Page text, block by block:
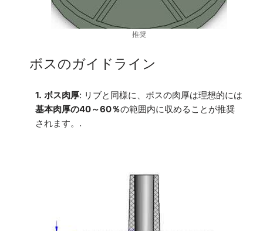
推奨
ボスのガイドライン
1. ボス肉厚: リブと同様に、ボスの肉厚は理想的には
基本肉厚の40～60％の範囲内に収めることが推奨
されます。.